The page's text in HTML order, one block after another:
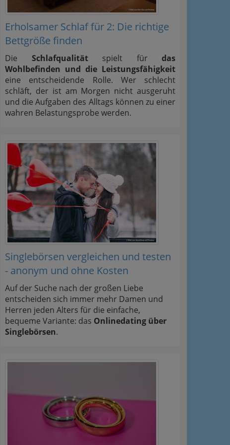
Erholsamer Schlaf für 2: Die richtige
Bettgröße finden
Die Schlafqualitätspielt für das
Wohlbefinden und die Leistungsfähigkeit
eine entscheidende Rolle. Wer schlecht
schläft, der ist am Morgen nicht ausgeruht
und die Aufgaben des Alltags können zu einer
wahren Belastungsprobe werden.
Singlebörsen vergleichen und testen
- anonym und ohne Kosten
Auf der Suche nach der großen Liebe
entscheiden sich immer mehr Damen und
Herren jeden Alters für die einfache,
bequeme Variante: das Onlinedating über
Singlebörsen.